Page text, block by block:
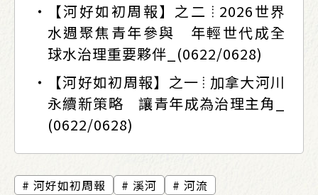
【河好如初周報】之二 ⦙ 2026世界
水週聚焦青年參與 年輕世代成全
球水治理重要夥伴_(0622/0628)
【河好如初周報】之一 ⦙ 加拿大河川
永續新策略 讓青年成為治理主角_
(0622/0628)
河好如初周報 溪河 河流